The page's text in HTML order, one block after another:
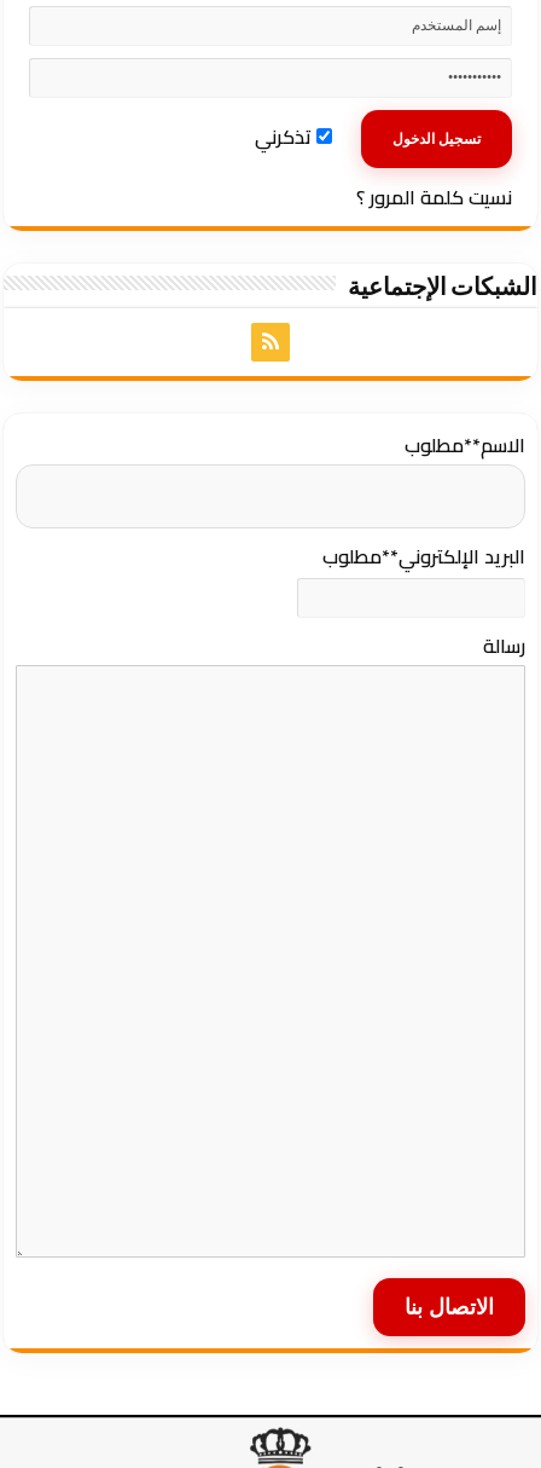
تذكرني
نسيت كلمة المرور ؟
الشبكات الإجتماعية
الاسم**مطلوب
البريد الإلكتروني**مطلوب
رسالة
الاتصال بنا